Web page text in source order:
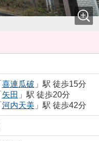
喜連瓜破 」駅 徒歩15分
矢田 」駅 徒歩20分
河内天美 」駅 徒歩42分